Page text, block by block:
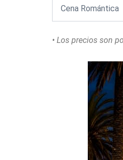
Cena Romántica
• Los precios son